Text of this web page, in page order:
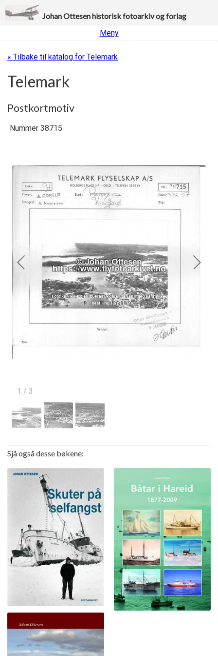
Johan Ottesen historisk fotoarkiv og forlag
Meny
« Tilbake til katalog for Telemark
Telemark
Postkortmotiv
1 / 3
Nummer 38715
Sjå også desse bøkene: